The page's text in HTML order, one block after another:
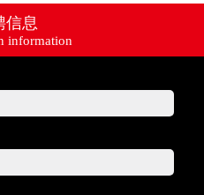
信息
information